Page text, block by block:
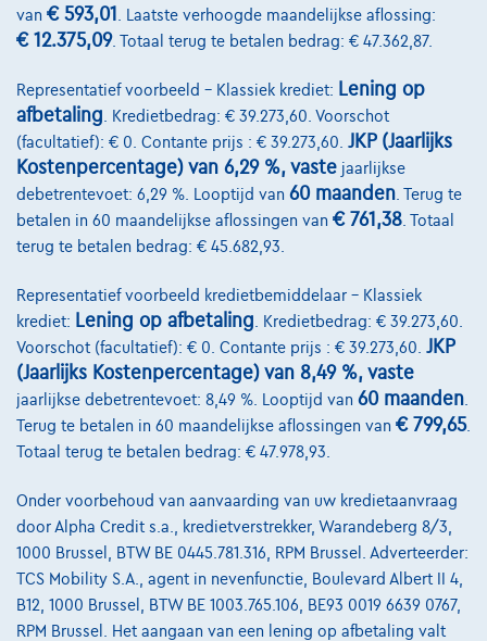
Albert II 4, B12, 1000 Brussel, BTW BE 1003.765.106, BE93 0019
6639 0767, RPM Brussel.
van € 593,01 . Laatste verhoogde maandelijkse aflossing:
€ 12.375,09. Totaal terug te betalen bedrag: € 47.362,87.
Representatief voorbeeld – Klassiek krediet: Lening op
afbetaling. Kredietbedrag: € 39.273,60. Voorschot
(facultatief): € 0. Contante prijs : € 39.273,60. JKP (Jaarlijks
Kostenpercentage) van 6,29 %, vaste jaarlijkse
debetrentevoet: 6,29 %. Looptijd van 60 maanden. Terug te
betalen in 60 maandelijkse aflossingen van € 761,38. Totaal
terug te betalen bedrag: € 45.682,93.
Representatief voorbeeld kredietbemiddelaar – Klassiek
krediet: Lening op afbetaling . Kredietbedrag: € 39.273,60.
Voorschot (facultatief): € 0. Contante prijs : € 39.273,60. JKP
(Jaarlijks Kostenpercentage) van 8,49 %, vaste
jaarlijkse debetrentevoet: 8,49 %. Looptijd van 60 maanden
Terug te betalen in 60 maandelijkse aflossingen van € 799,65.
Totaal terug te betalen bedrag: € 47.978,93.
Onder voorbehoud van aanvaarding van uw kredietaanvraag
door Alpha Credit s.a., kredietverstrekker, Warandeberg 8/3,
1000 Brussel, BTW BE 0445.781.316, RPM Brussel. Adverteerder:
TCS Mobility S.A., agent in nevenfunctie, Boulevard Albert II 4,
B12, 1000 Brussel, BTW BE 1003.765.106, BE93 0019 6639 0767,
RPM Brussel. Het aangaan van een lening op afbetaling valt
Contact
Koning Albert II-laan 4, B12
1000 Brussel
Diensten & Oplossingen
Pechverhelping verzekering
Financiering
Autoverzekering
Lease en persoonlijke lease